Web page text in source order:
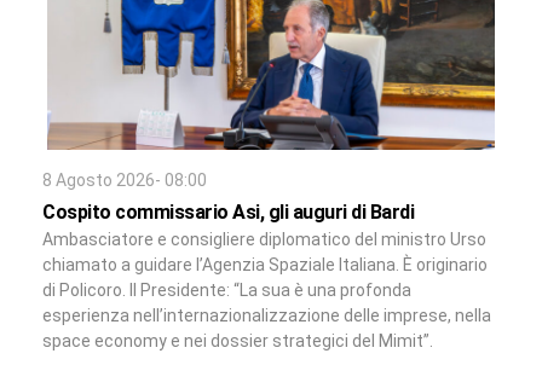
8 Agosto 2026- 08:00
Cospito commissario Asi, gli auguri di Bardi
Ambasciatore e consigliere diplomatico del ministro Urso
chiamato a guidare l’Agenzia Spaziale Italiana. È originario
di Policoro. Il Presidente: “La sua è una profonda
esperienza nell’internazionalizzazione delle imprese, nella
space economy e nei dossier strategici del Mimit”.